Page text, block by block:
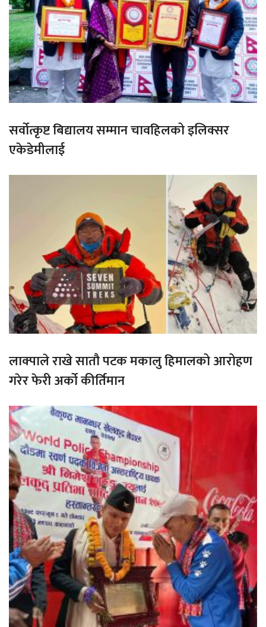
सर्वोत्कृष्ट बिद्यालय सम्मान चावहिलको इलिक्सर
एकेडेमीलाई
लाक्पाले राखे सातौ पटक मकालु हिमालको आरोहण
गरेर फेरी अर्को कीर्तिमान